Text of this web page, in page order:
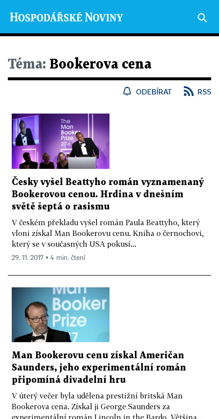
Téma: Bookerova cena
ODEBÍRAT RSS
Česky vyšel Beattyho román vyznamenaný
Bookerovou cenou. Hrdina v dnešním
světě šeptá o rasismu
V českém překladu vyšel román Paula Beattyho, který
vloni získal Man Bookerovu cenu. Kniha o černochovi,
který se v současných USA pokusí...
29. 11. 2017 ▪ 4 min. čtení
Man Bookerovu cenu získal Američan
Saunders, jeho experimentální román
připomíná divadelní hru
V úterý večer byla udělena prestižní britská Man
Bookerova cena. Získal ji George Saunders za
experimentální román Lincoln in the Bardo. Většina...